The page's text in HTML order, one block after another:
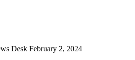
Desk February 2, 2024